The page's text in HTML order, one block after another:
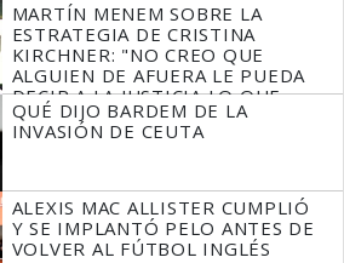
MARTÍN MENEM SOBRE LA
ESTRATEGIA DE CRISTINA
KIRCHNER: "NO CREO QUE
ALGUIEN DE AFUERA LE PUEDA
DECIR A LA JUSTICIA LO QUE
TIENE QUE HACER"
QUÉ DIJO BARDEM DE LA
INVASIÓN DE CEUTA
ALEXIS MAC ALLISTER CUMPLIÓ
Y SE IMPLANTÓ PELO ANTES DE
VOLVER AL FÚTBOL INGLÉS